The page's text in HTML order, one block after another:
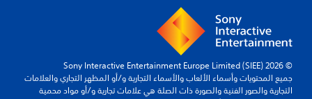
© 2026 Sony Interactive Entertainment Europe Limited (SIEE)
جميع المحتويات وأسماء الألعاب والأسماء التجارية و/أو المظهر التجاري والعلامات
التجارية والصور الفنية والصورة ذات الصلة هي علامات تجارية و/أو مواد محمية